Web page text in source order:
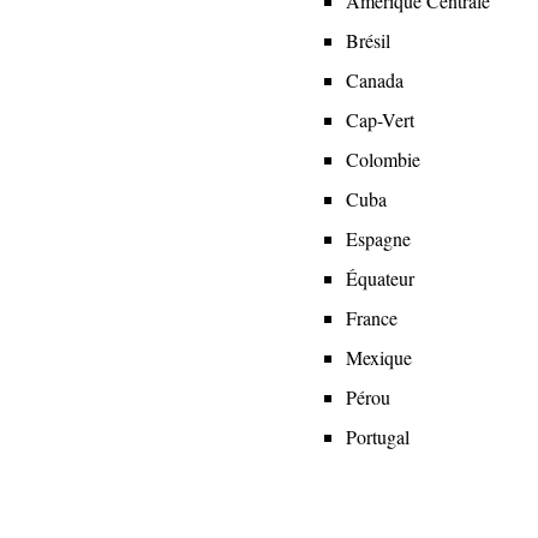
Brésil
Canada
Cap-Vert
Colombie
Cuba
Espagne
Équateur
France
Mexique
Pérou
Portugal